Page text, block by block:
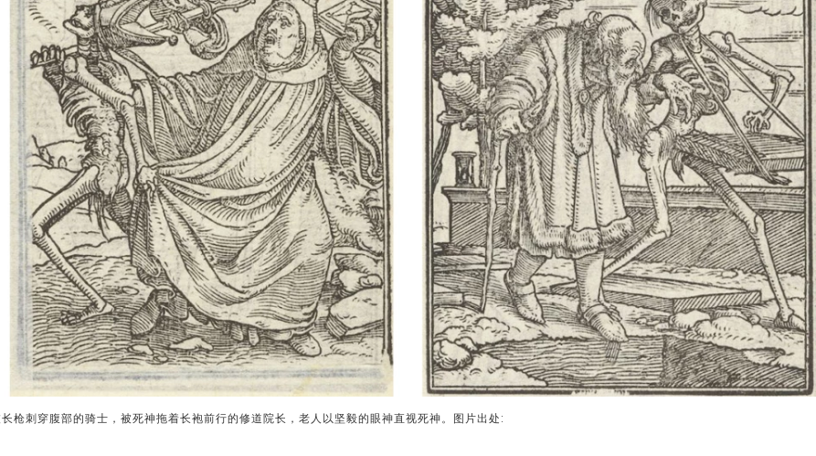
枪刺穿腹部的骑士，被死神拖着长袍前行的修道院长，老人以坚毅的眼神直视死神。图片出处: